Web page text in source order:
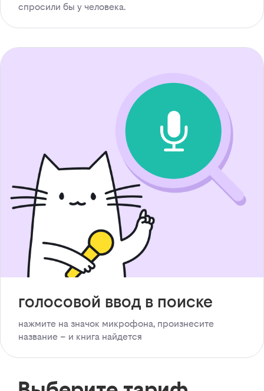
спросили бы у человека.
голосовой ввод в поиске
нажмите на значок микрофона, произнесите
название – и книга найдется